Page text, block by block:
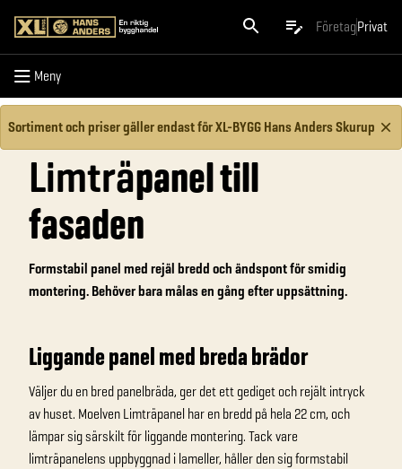
FöretagPrivat
Meny
Meny
Sortiment och priser gäller endast för XL-BYGG Hans Anders Skurup
Limträpanel till
fasaden
Formstabil panel med rejäl bredd och ändspont för smidig
montering. Behöver bara målas en gång efter uppsättning.
Liggande panel med breda brädor
Väljer du en bred panelbräda, ger det ett gediget och rejält intryck
av huset. Moelven Limträpanel har en bredd på hela 22 cm, och
lämpar sig särskilt för liggande montering. Tack vare
limträpanelens uppbyggnad i lameller, håller den sig formstabil